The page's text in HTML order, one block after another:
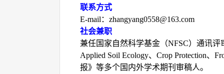
联系方式
E-mail ： zhangyang0558@163.com
社会兼职
兼任国家自然科学基金（NFSC）通讯评
Applied Soil Ecology、 Crop Protection、
报》等多个国内外学术期刊审稿人。